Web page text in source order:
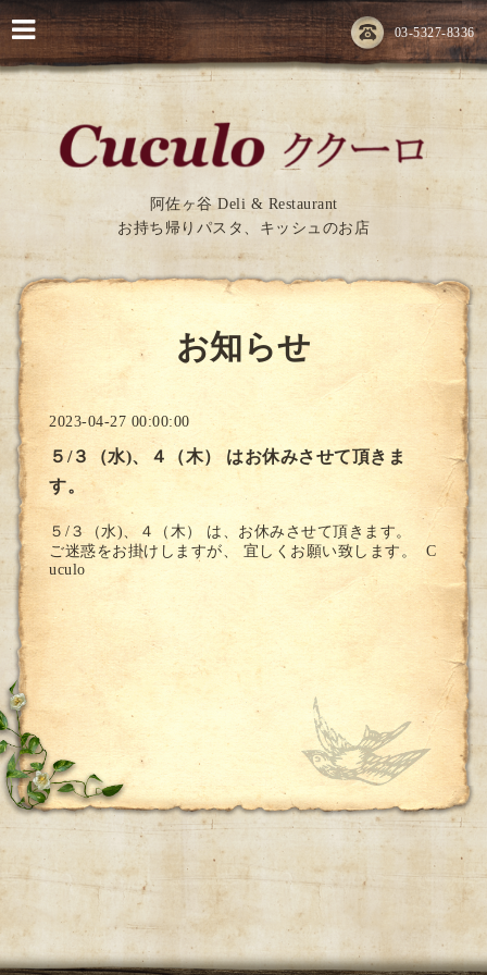
03-5327-8336
阿佐ヶ谷 Deli & Restaurant
お持ち帰りパスタ、キッシュのお店
お知らせ
2023-04-27 00:00:00
５/３（水)、４（木） はお休みさせて頂きま
す。
５/３（水)、４（木） は、お休みさせて頂きます。
ご迷惑をお掛けしますが、 宜しくお願い致します。 C
uculo